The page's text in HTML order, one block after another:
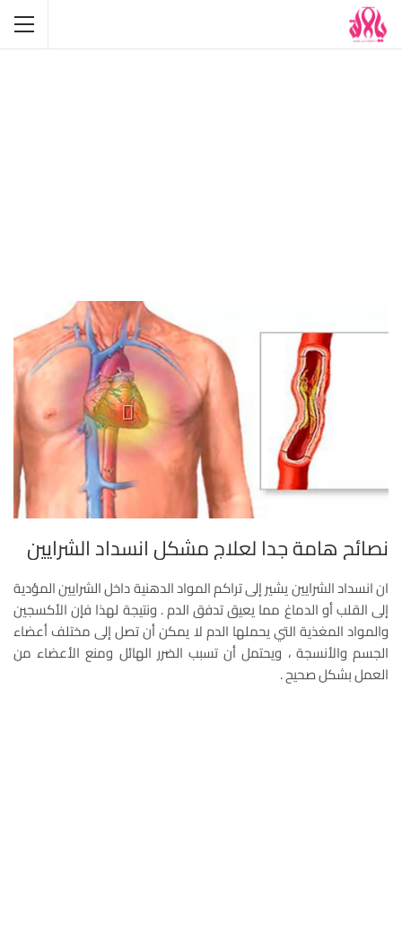
نصائح هامة جدا لعلاج مشكل انسداد الشرايين
ان انسداد الشرايين يشير إلى تراكم المواد الدهنية داخل الشرايين المؤدية
إلى القلب أو الدماغ مما يعيق تدفق الدم . ونتيجة لهذا فإن الأكسجين
والمواد المغذية التي يحملها الدم لا يمكن أن تصل إلى مختلف أعضاء
الجسم والأنسجة ، ويحتمل أن تسبب الضرر الهائل ومنع الأعضاء من
العمل بشكل صحيح .